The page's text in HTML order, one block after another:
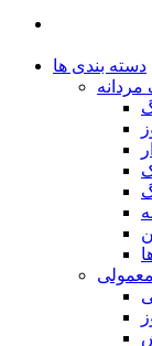
دسته بندی ها